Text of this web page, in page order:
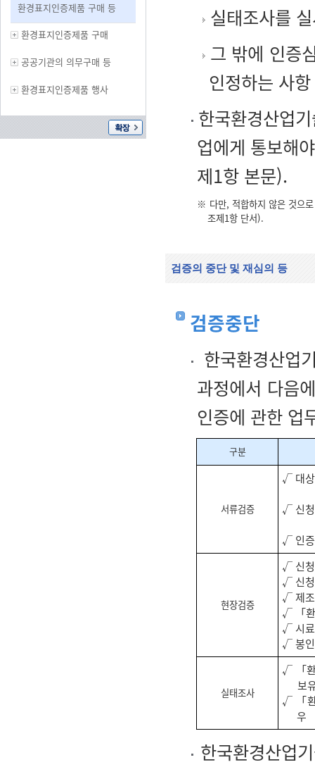
환경표지인증제품 구매 등
환경표지인증제품 구매
공공기관의 의무구매 등
환경표지인증제품 행사
실태조사를
그 밖에 인증
인정하는 사항
한국환경산업
업에게 통보해
제1항 본문).
※ 다만, 적합하지 않은 것으
조제1항 단서).
검증의 중단 및 재심의 등
검증중단
한국환경산업
과정에서 다음
인증에 관한 업
구분
서류검증
√ 대상
√ 신청
√ 인증
현장검증
√ 신청
√ 신청
√ 제조
√ 「환
√ 시료
√ 봉인
실태조사
√ 「환
보
√ 「환
우
한국환경산업